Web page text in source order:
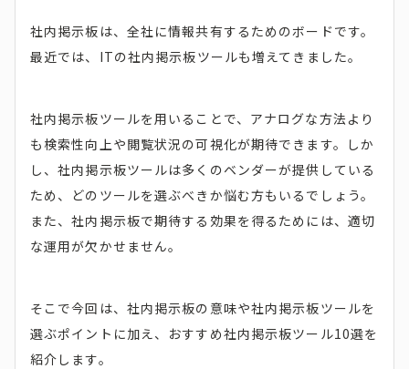
社内掲示板は、全社に情報共有するためのボードです。
最近では、ITの社内掲示板ツールも増えてきました。
社内掲示板ツールを用いることで、アナログな方法より
も検索性向上や閲覧状況の可視化が期待できます。しか
し、社内掲示板ツールは多くのベンダーが提供している
ため、どのツールを選ぶべきか悩む方もいるでしょう。
また、社内掲示板で期待する効果を得るためには、適切
な運用が欠かせません。
そこで今回は、社内掲示板の意味や社内掲示板ツールを
選ぶポイントに加え、おすすめ社内掲示板ツール10選を
紹介します。